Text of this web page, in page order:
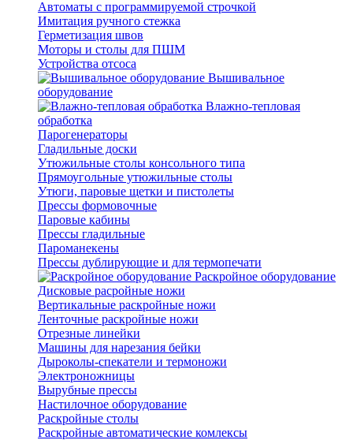
Автоматы с программируемой строчкой
Имитация ручного стежка
Герметизация швов
Моторы и столы для ПШМ
Устройства отсоса
Вышивальное
оборудование
Влажно-тепловая
обработка
Парогенераторы
Гладильные доски
Утюжильные столы консольного типа
Прямоугольные утюжильные столы
Утюги, паровые щетки и пистолеты
Прессы формовочные
Паровые кабины
Прессы гладильные
Пароманекены
Прессы дублирующие и для термопечати
Раскройное оборудование
Дисковые расройные ножи
Вертикальные раскройные ножи
Ленточные раскройные ножи
Отрезные линейки
Машины для нарезания бейки
Дыроколы-спекатели и термоножи
Электроножницы
Вырубные прессы
Настилочное оборудование
Раскройные столы
Раскройные автоматические комлексы